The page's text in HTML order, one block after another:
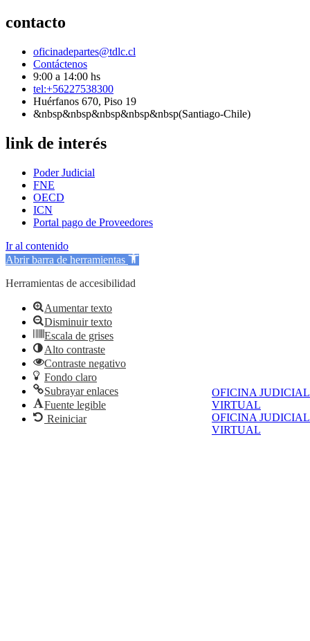
OFICINA JUDICIAL
VIRTUAL
OFICINA JUDICIAL
VIRTUAL
contacto
oficinadepartes@tdlc.cl
Contáctenos
9:00 a 14:00 hs
tel:+56227538300
Huérfanos 670, Piso 19
&nbsp&nbsp&nbsp&nbsp&nbsp(Santiago-Chile)
link de interés
Poder Judicial
FNE
OECD
ICN
Portal pago de Proveedores
Ir al contenido
Abrir barra de herramientas
Herramientas de accesibilidad
Aumentar texto
Disminuir texto
Escala de grises
Alto contraste
Contraste negativo
Fondo claro
Subrayar enlaces
Fuente legible
Reiniciar